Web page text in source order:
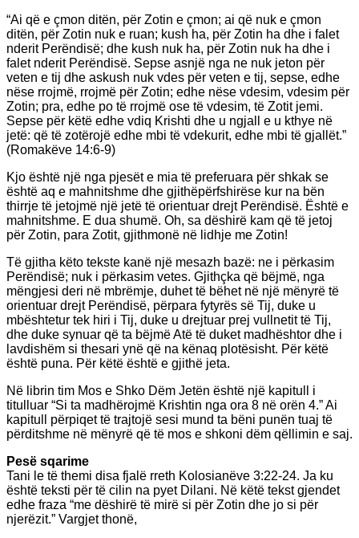
“Ai që e çmon ditën, për Zotin e çmon; ai që nuk e çmon
ditën, për Zotin nuk e ruan; kush ha, për Zotin ha dhe i falet
nderit Perëndisë; dhe kush nuk ha, për Zotin nuk ha dhe i
falet nderit Perëndisë. Sepse asnjë nga ne nuk jeton për
veten e tij dhe askush nuk vdes për veten e tij, sepse, edhe
nëse rrojmë, rrojmë për Zotin; edhe nëse vdesim, vdesim për
Zotin; pra, edhe po të rrojmë ose të vdesim, të Zotit jemi.
Sepse për këtë edhe vdiq Krishti dhe u ngjall e u kthye në
jetë: që të zotërojë edhe mbi të vdekurit, edhe mbi të gjallët.”
(Romakëve 14:6-9)
Kjo është një nga pjesët e mia të preferuara për shkak se
është aq e mahnitshme dhe gjithëpërfshirëse kur na bën
thirrje të jetojmë një jetë të orientuar drejt Perëndisë. Është e
mahnitshme. E dua shumë. Oh, sa dëshirë kam që të jetoj
për Zotin, para Zotit, gjithmonë në lidhje me Zotin!
Të gjitha këto tekste kanë një mesazh bazë: ne i përkasim
Perëndisë; nuk i përkasim vetes. Gjithçka që bëjmë, nga
mëngjesi deri në mbrëmje, duhet të bëhet në një mënyrë të
orientuar drejt Perëndisë, përpara fytyrës së Tij, duke u
mbështetur tek hiri i Tij, duke u drejtuar prej vullnetit të Tij,
dhe duke synuar që ta bëjmë Atë të duket madhështor dhe i
lavdishëm si thesari ynë që na kënaq plotësisht. Për këtë
është puna. Për këtë është e gjithë jeta.
Në librin tim Mos e Shko Dëm Jetën është një kapitull i
titulluar “Si ta madhërojmë Krishtin nga ora 8 në orën 4.” Ai
kapitull përpiqet të trajtojë sesi mund ta bëni punën tuaj të
përditshme në mënyrë që të mos e shkoni dëm qëllimin e saj.
Pesë sqarime
Tani le të themi disa fjalë rreth Kolosianëve 3:22-24. Ja ku
është teksti për të cilin na pyet Dilani. Në këtë tekst gjendet
edhe fraza “me dëshirë të mirë si për Zotin dhe jo si për
njerëzit.” Vargjet thonë,